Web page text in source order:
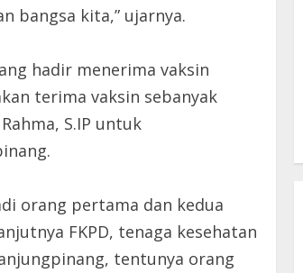
bangsa kita,” ujarnya.
hadir menerima vaksin
terima vaksin sebanyak
S.IP untuk
orang pertama dan kedua
FKPD, tenaga kesehatan
tentunya orang